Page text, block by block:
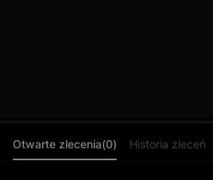
Otwarte zlecenia(0) Historia zleceń